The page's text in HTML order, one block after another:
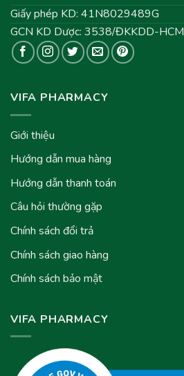
Giấy phép KD: 41N8029489G
GCN KD Dược: 3538/ĐKKDD-HCM
VIFA PHARMACY
Giới thiệu
Hướng dẫn mua hàng
Hướng dẫn thanh toán
Câu hỏi thường gặp
Chính sách đổi trả
Chính sách giao hàng
Chính sách bảo mật
VIFA PHARMACY